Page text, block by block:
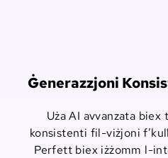
Ġenerazzjoni
Uża AI avvanzata
konsistenti fil-viżjoni
Perfett biex iżżomm l-